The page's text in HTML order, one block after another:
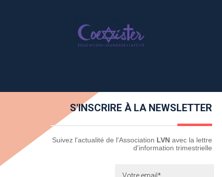
S'INSCRIRE À LA NEWSLETTER
Newsletter Suivez l'actualité de l'Association LVN avec la lettre
d'information trimestrielle